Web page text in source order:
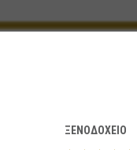
ΞΕΝΟΔΟΧΕΙΟ